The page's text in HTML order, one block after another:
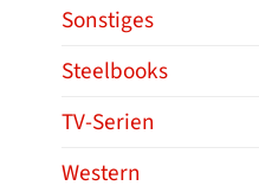
Sonstiges
Steelbooks
TV-Serien
Western